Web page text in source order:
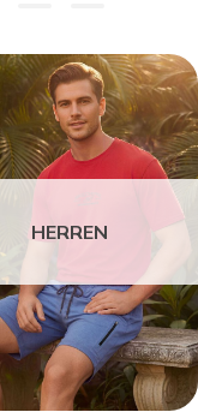
HERREN